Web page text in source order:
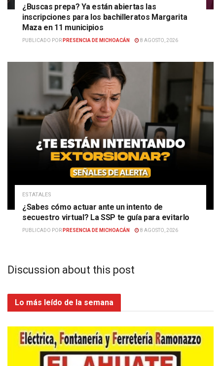
¿Buscas prepa? Ya están abiertas las
inscripciones para los bachilleratos Margarita
Maza en 11 municipios
PUBLICADO POR PRESENCIA DE MICHOACÁN 8 AGOSTO, 2026
ESTATALES
¿Sabes cómo actuar ante un intento de
secuestro virtual? La SSP te guía para evitarlo
PUBLICADO POR PRESENCIA DE MICHOACÁN 8 AGOSTO, 2026
Discussion about this post
Lo más leído de la semana